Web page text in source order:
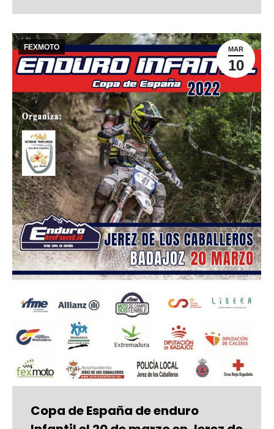
MAR
10
FEXMOTO
Copa de España de enduro